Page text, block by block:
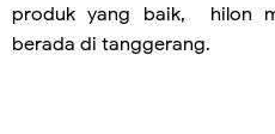
produk yang baik, hilon
berada di tanggerang.